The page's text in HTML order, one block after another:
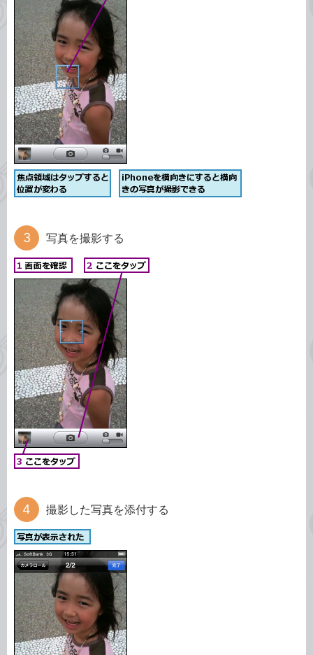
写真を撮影する
撮影した写真を添付する